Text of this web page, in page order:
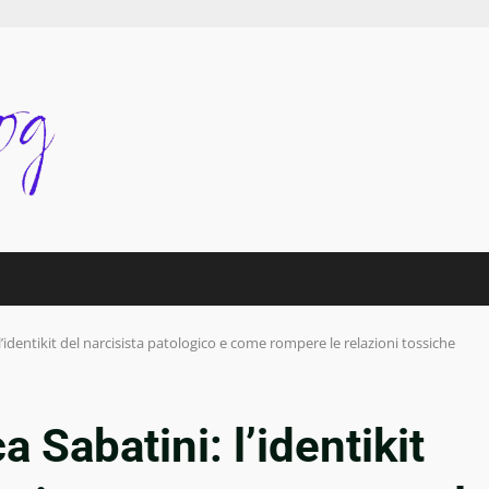
del narcisista patologico e come rompere le relazioni tossiche
Sabatini: l’identikit